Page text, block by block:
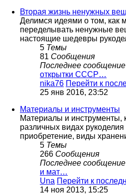
Вторая жизнь ненужных
Делимся идеями о том, как
переделывать ненужные
настоящие шедевры
5 Темы
81 Сообщения
Последнее сообщение
открытки СССР…
nika76 Перейти к
25 янв 2016, 23:52
Материалы и инструменты
Материалы и инструменты,
различных видах
приобретение, виды
5 Темы
266 Сообщения
Последнее сообщение
и мат…
Una Перейти к
14 ноя 2013, 15:25